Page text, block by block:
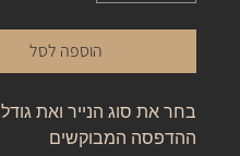
הוספה לסל
בחר את סוג הנייר ואת גודל
ההדפסה המבוקשים